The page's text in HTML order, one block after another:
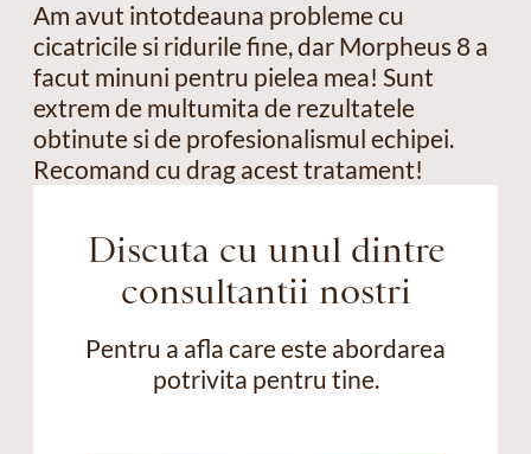
Am avut intotdeauna probleme cu
cicatricile si ridurile fine, dar Morpheus 8 a
facut minuni pentru pielea mea! Sunt
extrem de multumita de rezultatele
obtinute si de profesionalismul echipei.
Recomand cu drag acest tratament!
Discuta cu unul dintre
consultantii nostri
Pentru a afla care este abordarea
potrivita pentru tine.